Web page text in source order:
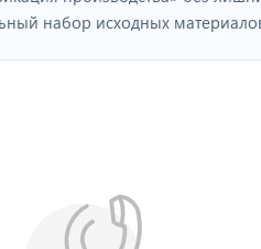
набор исходных материалов